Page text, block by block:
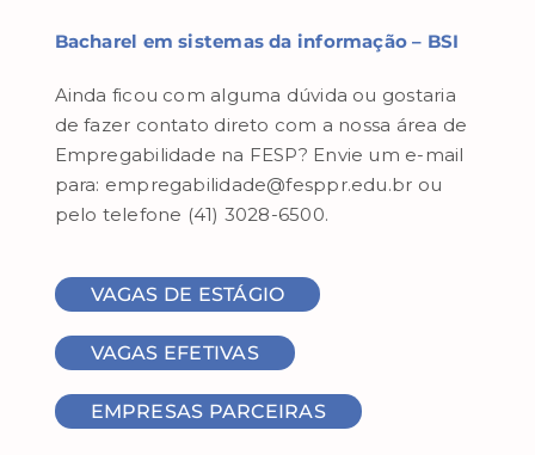
Bacharel em sistemas da informação – BSI
Ainda ficou com alguma dúvida ou gostaria
de fazer contato direto com a nossa área de
Empregabilidade na FESP? Envie um e-mail
para: empregabilidade@fesppr.edu.br ou
pelo telefone (41) 3028-6500.
VAGAS DE ESTÁGIO
VAGAS EFETIVAS
EMPRESAS PARCEIRAS